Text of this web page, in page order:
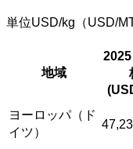
単位USD/kg（USD/
地域
ヨーロッパ（ド
イツ）